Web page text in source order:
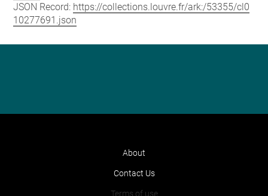
JSON Record: https://collections.louvre.fr/ark:/53355/cl0
10277691.json
About
Contact Us
Terms of use